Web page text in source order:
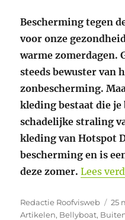
Bescherming tegen
voor onze
warme zomerdagen.
steeds bewuster van
zonbescherming.
kleding bestaat die je
schadelijke straling
kleding van Hotspot
bescherming en is
deze zomer. Lees
Auteur
Redactie Roofvisweb
op
25
Artikelen, Bellyboat,